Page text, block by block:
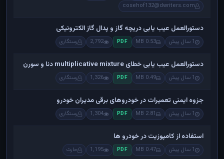
cosehof132@dwriters.com
دستورالعمل عیب یابی دریچه گاز و پدال گاز الکترونیکی
1 سال پیش 0.53 MB
PDF
2,792 رستگاری
دستورالعمل عیب یابی خطای multiplicative mixture دنا و سورن
1 سال پیش 0.49 MB
PDF
1,326 رستگاری
جزوه ایمنی تعمیرات در خودروهای برقی مدیران خودرو
1 سال پیش 2.81 MB
PDF
1,304 رستگاری
استفاده از کامپوزیت در خودرو ها
1 سال پیش 0.47 MB
PDF
1,195 حارث